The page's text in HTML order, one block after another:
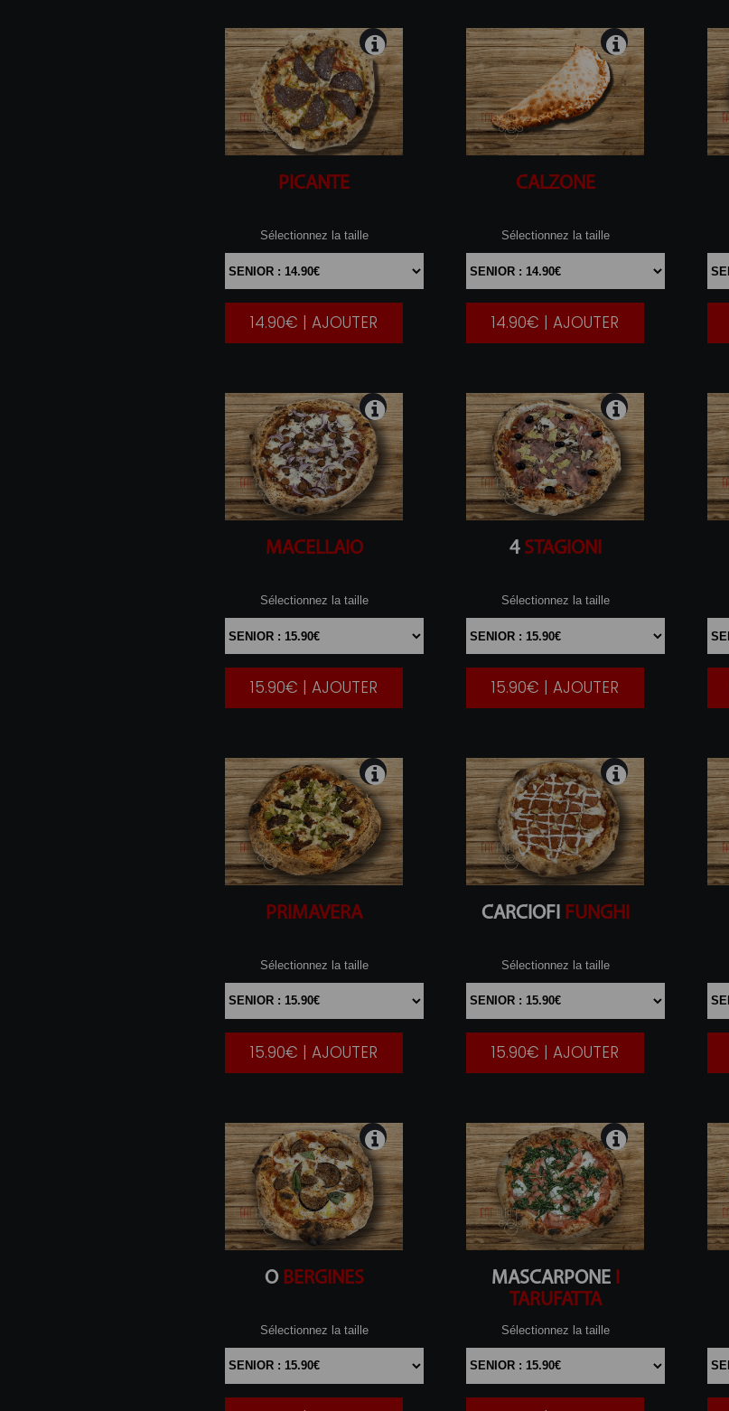
PICANTE
Sélectionnez la taille
|
14.90€ | AJOUTER
CALZONE
Sélectionnez la taille
|
14.90€ | AJOUTER
MACELLAIO
Sélectionnez la taille
|
15.90€ | AJOUTER
4STAGIONI
Sélectionnez la taille
|
15.90€ | AJOUTER
PRIMAVERA
Sélectionnez la taille
|
15.90€ | AJOUTER
CARCIOFIFUNGHI
Sélectionnez la taille
|
15.90€ | AJOUTER
OBERGINES
Sélectionnez la taille
MASCARPONEI
TARUFATTA
Sélectionnez la taille